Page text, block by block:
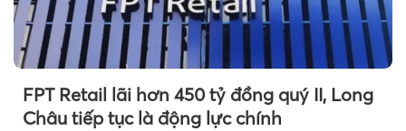
FPT Retail lãi hơn 450 tỷ đồng quý II, Long
Châu tiếp tục là động lực chính